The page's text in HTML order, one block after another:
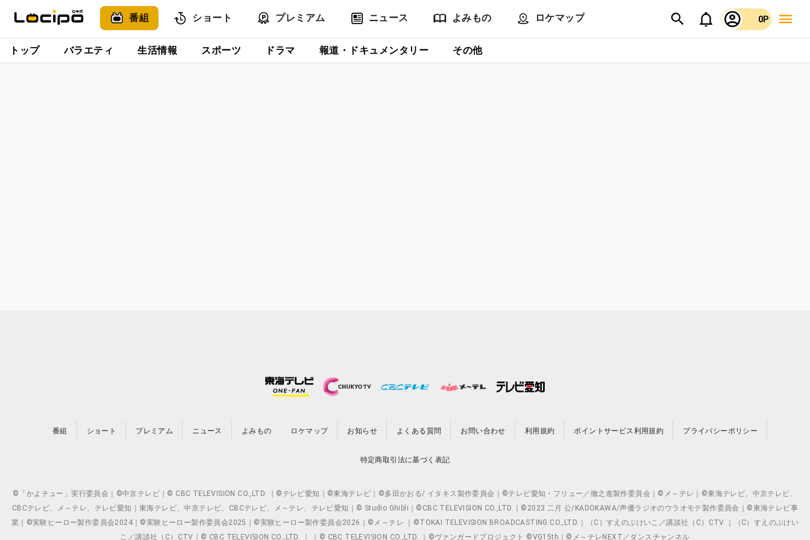
番組 ショート プレミアム ニュース よみもの ロケマップ 0P
トップ バラエティ 生活情報 スポーツ ドラマ 報道・ドキュメンタリー その他
番組 ショート プレミアム ニュース よみもの ロケマップ お知らせ よくある質問 お問い合わせ 利用規約 ポイントサービス利用規約 プライバシーポリシー
特定商取引法に基づく表記
©「かよチュー」実行委員会｜©中京テレビ｜© CBC TELEVISION CO.,LTD. ｜©テレビ愛知｜©東海テレビ｜©多田かおる/ イタキス製作委員会｜©テレビ愛知・フリュー／徹之進製作委員会｜©メ～テレ｜©東海テレビ、中京テレビ、
CBCテレビ、メ～テレ、テレビ愛知｜東海テレビ、中京テレビ、CBCテレビ、メ～テレ、テレビ愛知｜© Studio Ghibli｜©CBC TELEVISION CO.,LTD.｜©2023 二月 公/KADOKAWA/声優ラジオのウラオモテ製作委員会｜©東海テレビ事
業｜©実験ヒーロー製作委員会2024｜©実験ヒーロー製作委員会2025｜©実験ヒーロー製作委員会2026｜©メ～テレ ｜©TOKAI TELEVISION BROADCASTING CO.,LTD.｜（C）すえのぶけいこ／講談社（C）CTV ｜（C）すえのぶけい
こ／講談社（C）CTV｜© CBC TELEVISION CO.,LTD. ｜ ｜© CBC TELEVISION CO.,LTD. ｜©ヴァンガードプロジェクト ©VG15th｜©メ～テレNEXT／ダンスチャンネル